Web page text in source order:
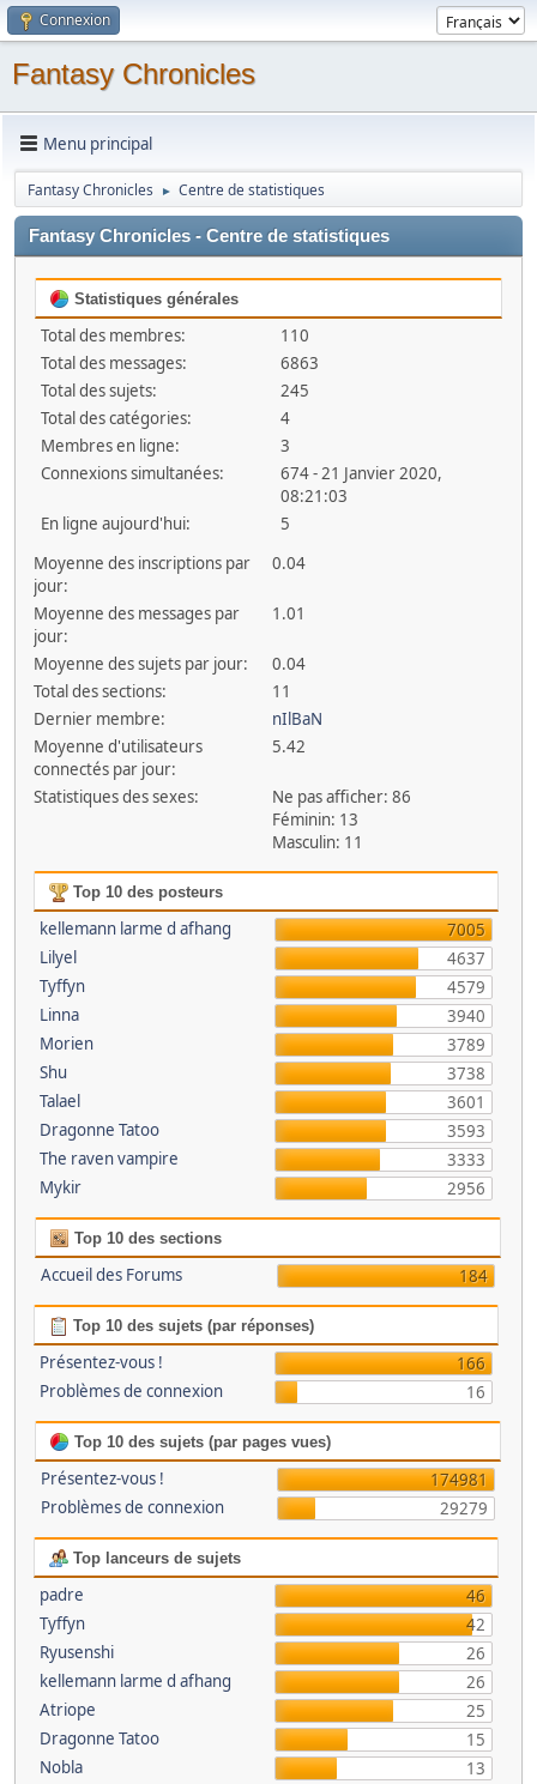
Connexion
Fantasy Chronicles
Menu principal
Fantasy Chronicles ► Centre de statistiques
Fantasy Chronicles - Centre de statistiques
Statistiques générales
Total des membres:
110
Total des messages:
6863
Total des sujets:
245
Total des catégories:
4
Membres en ligne:
3
Connexions simultanées:
674 - 21 Janvier 2020,
08:21:03
En ligne aujourd'hui:
5
Moyenne des inscriptions par
jour:
0.04
Moyenne des messages par
jour:
1.01
Moyenne des sujets par jour:
0.04
Total des sections:
11
Dernier membre:
nIlBaN
Moyenne d'utilisateurs
connectés par jour:
5.42
Statistiques des sexes:
Ne pas afficher: 86
Féminin: 13
Masculin: 11
Top 10 des posteurs
kellemann larme d afhang
7005
Lilyel
4637
Tyffyn
4579
Linna
3940
Morien
3789
Shu
3738
Talael
3601
Dragonne Tatoo
3593
The raven vampire
3333
Mykir
2956
Top 10 des sections
Accueil des Forums 184
Top 10 des sujets (par réponses)
Présentez-vous !
166
Problèmes de connexion
16
Top 10 des sujets (par pages vues)
Présentez-vous !
174981
Problèmes de connexion
29279
Top lanceurs de sujets
padre
46
Tyffyn
42
Ryusenshi
26
kellemann larme d afhang
26
Atriope
25
Dragonne Tatoo
15
Nobla
13